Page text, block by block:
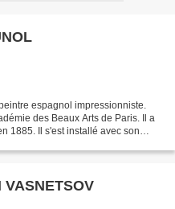
espagnol impressionniste.
des Beaux Arts de Paris. Il a
1885. Il s'est installé avec son
VASNETSOV